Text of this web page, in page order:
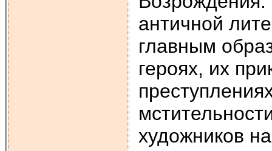
античной
главным
героях, их
художников